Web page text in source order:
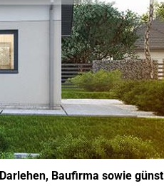
Baufirma sowie